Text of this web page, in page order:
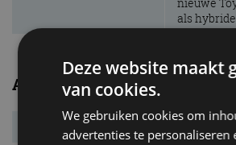
als hybride.
Afmetingen/gewichten
Bandenmaat 205/60 R16
Deze website maakt
van cookies.
We gebruiken cookies om
advertenties te personaliseren